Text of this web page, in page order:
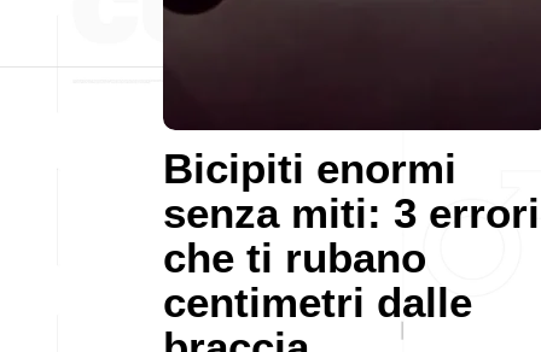
Bicipiti enormi
senza miti: 3 errori
che ti rubano
centimetri dalle